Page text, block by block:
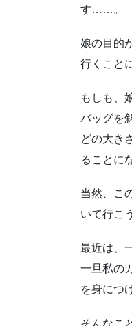
す……。
娘の目的
行くこと
もしも、
バッグを
どの大き
ることに
当然、こ
いて行こ
最近は、
一旦私の
を身につ
そんなこ